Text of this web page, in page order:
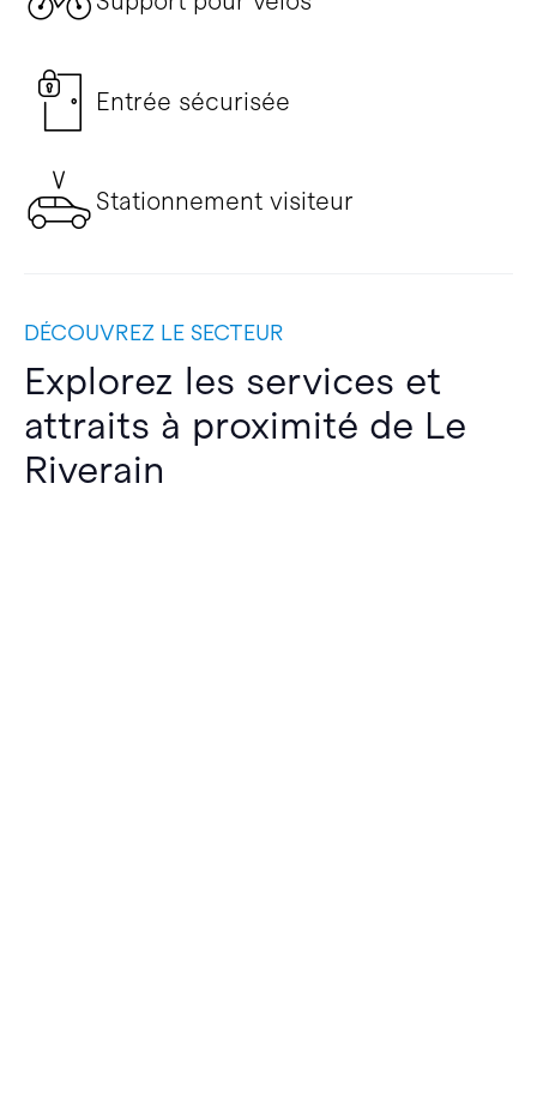
Entrée sécurisée
Stationnement visiteur
DÉCOUVREZ LE SECTEUR
Explorez les services et
attraits à proximité de Le
Riverain